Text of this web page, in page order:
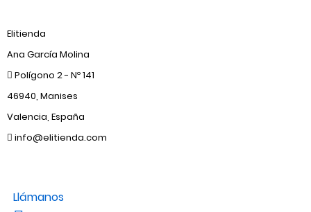
Elitienda
Ana García Molina
Polígono 2 - Nº 141
46940, Manises
Valencia, España
info@elitienda.com
Llámanos